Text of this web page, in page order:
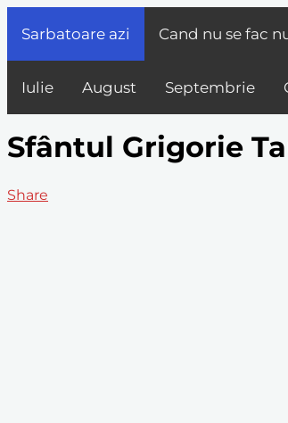
Sarbatoare azi Cand nu se fac
Iulie August Septembrie
Sfântul Grigorie
Share